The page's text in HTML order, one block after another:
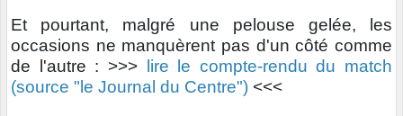
Et pourtant, malgré une pelouse gelée, les
occasions ne manquèrent pas d'un côté comme
de l'autre : >>>lire le compte-rendu du match
(source "le Journal du Centre") <<<